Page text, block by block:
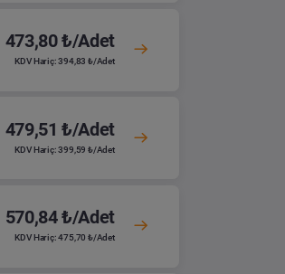
473,80 ₺/Adet
KDV Hariç: 394,83 ₺/Adet
479,51 ₺/Adet
KDV Hariç: 399,59 ₺/Adet
570,84 ₺/Adet
KDV Hariç: 475,70 ₺/Adet